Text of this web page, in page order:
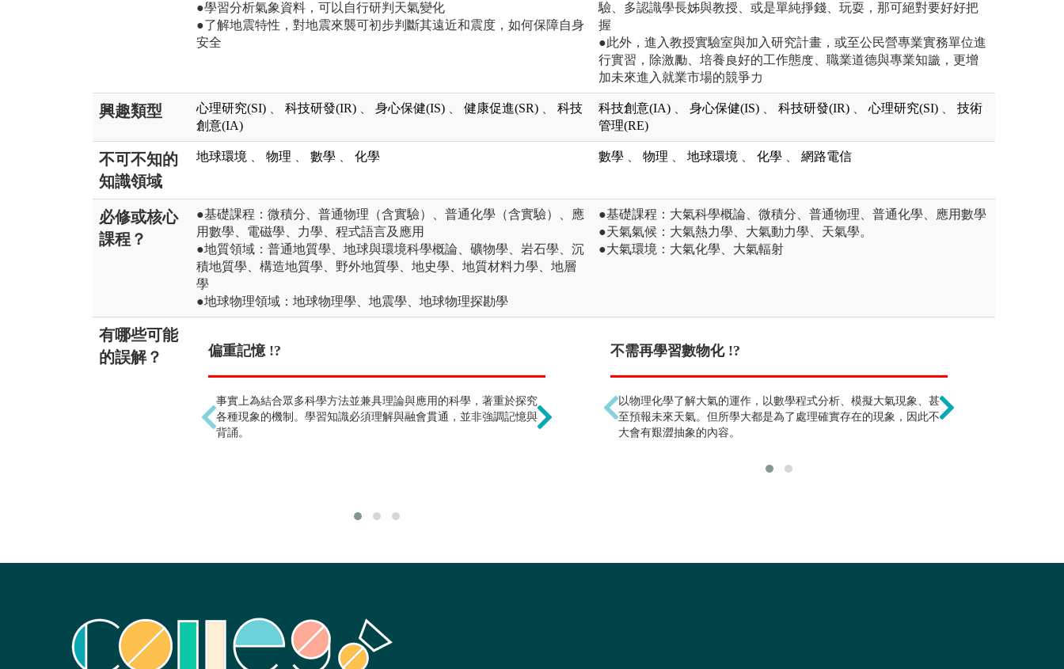
●學習分析氣象資料，可以自行研判天氣變化
●了解地震特性，對地震來襲可初步判斷其遠近和震度，如何保障自身
安全
驗、多認識學長姊與教授、或是單純掙錢、玩耍，那可絕對要好好把
握
●此外，進入教授實驗室與加入研究計畫，或至公民營專業實務單位進
行實習，除激勵、培養良好的工作態度、職業道德與專業知識，更增
加未來進入就業市場的競爭力
興趣類型 心理研究(SI) 科技研發(IR) 身心保健(IS) 健康促進(SR)
科技
創意(IA)
科技創意(IA) 身心保健(IS) 科技研發(IR) 心理研究(SI)
技術
管理(RE)
不可不知的
知識領域
地球環境 物理 數學 化學 數學 物理 地球環境 化學 網路電信
必修或核心
課程？
●基礎課程：微積分、普通物理（含實驗）、普通化學（含實驗）、應
用數學、電磁學、力學、程式語言及應用
●地質領域：普通地質學、地球與環境科學概論、礦物學、岩石學、沉
積地質學、構造地質學、野外地質學、地史學、地質材料力學、地層
學
●地球物理領域：地球物理學、地震學、地球物理探勘學
●基礎課程：大氣科學概論、微積分、普通物理、普通化學、應用數學
●天氣氣候：大氣熱力學、大氣動力學、天氣學。
●大氣環境：大氣化學、大氣輻射
有哪些可能
的誤解？
偏重記憶 !?
事實上為結合眾多科學方法並兼具理論與應用的科學，著重於探究
各種現象的機制。學習知識必須理解與融會貫通，並非強調記憶與
背誦。
野外觀測 !?
野外觀測為地球科學的研究方法之一，尤其近來所發生的自然災
害，若沒有親歷現場很難了解事件的全貌。隨科技的進展和訊號傳
輸技術提昇，已有相當多室內取得資料的方式與室內分析的研究工
因相關科系少，畢業生
工程顧問公司等）皆發
不需再學習數物化 !?
以物理化學了解大氣的運作，以數學程式分析、模擬大氣現象、甚
至預報未來天氣。但所學大都是為了處理確實存在的現象，因此不
大會有艱澀抽象的內容。